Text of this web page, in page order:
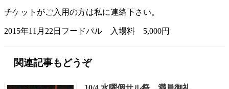
チケットがご入用の方は私に連絡下さい。
2015年11月22日フードパル 入場料 5,000円
関連記事もどうぞ